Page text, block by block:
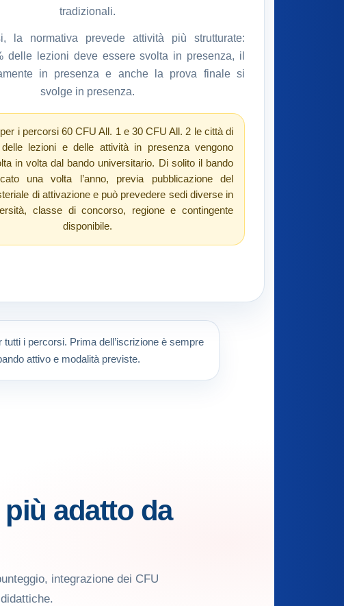
tradizionali.
la normativa prevede attività più strutturate:
delle lezioni deve essere svolta in presenza, il
in presenza e anche la prova finale si
svolge in presenza.
per i percorsi 60 CFU All. 1 e 30 CFU All. 2 le città di
delle lezioni e delle attività in presenza vengono
in volta dal bando universitario. Di solito il bando
una volta l’anno, previa pubblicazione del
di attivazione e può prevedere sedi diverse in
classe di concorso, regione e contingente
disponibile.
i percorsi. Prima dell’iscrizione è sempre
attivo e modalità previste.
adatto da
integrazione dei CFU